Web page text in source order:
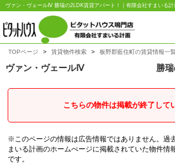
ヴァン・ヴェールⅣ 勝瑞の2LDK賃貸アパート！｜有限会社すまいる計
TOPページ 賃貸物件検索 板野郡藍住町の賃貸情報一覧
ヴァン・ヴェールⅣ 勝
こちらの物件は掲載が終了して
※このページの情報は広告情報ではありません。過
まいる計画のホームぺージに掲載されていた物件情
です。